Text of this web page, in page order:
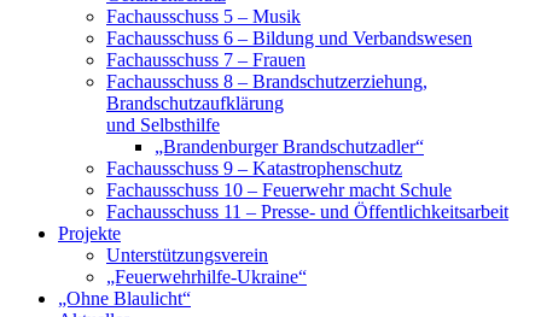
Fachausschuss 5 – Musik
Fachausschuss 6 – Bildung und Verbandswesen
Fachausschuss 7 – Frauen
Fachausschuss 8 – Brandschutzerziehung,
Brandschutzaufklärung
und Selbsthilfe
„Brandenburger Brandschutzadler“
Fachausschuss 9 – Katastrophenschutz
Fachausschuss 10 – Feuerwehr macht Schule
Fachausschuss 11 – Presse- und Öffentlichkeitsarbeit
Projekte
Unterstützungsverein
„Feuerwehrhilfe-Ukraine“
„Ohne Blaulicht“